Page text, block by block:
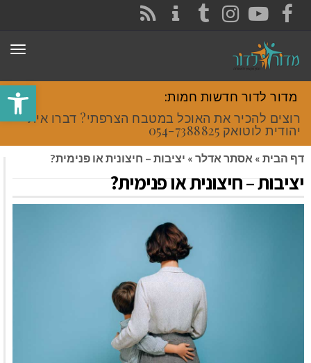
פתח
FACEBOOK
YOUTUBE
INSTAGRAM
TUMBLR
מדור לדור חדשות חמות:
רוצים להכיר את האוכל במטבח הצרפתי? דברו איתי
יהודית לוטואק 054-7388825.
דף הבית » אסתר אדלר » יציבות – חיצונית או פנימית?
יציבות – חיצונית או פנימית?